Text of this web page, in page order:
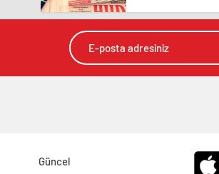
En eskiler
Güncel